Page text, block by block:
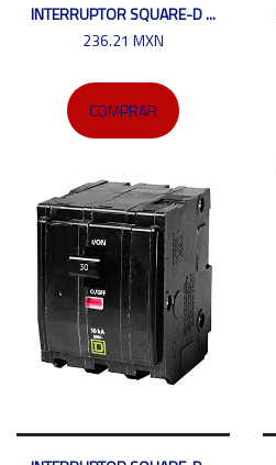
INTERRUPTOR SQUARE-D ...
236.21 MXN
COMPRAR